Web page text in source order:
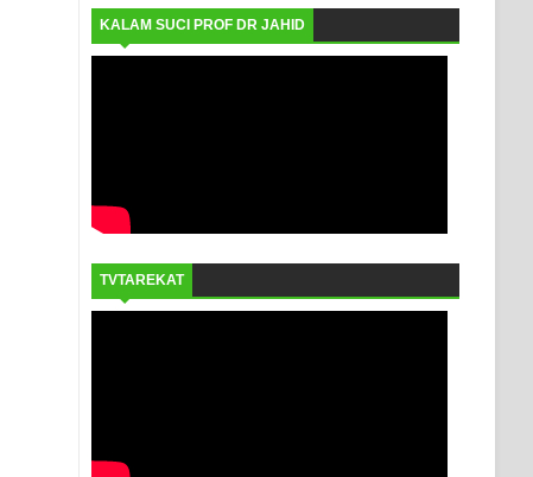
KALAM SUCI PROF DR JAHID
TVTAREKAT